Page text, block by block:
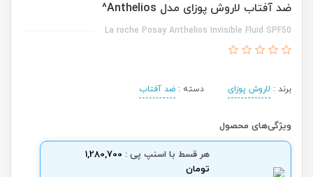
ضد آفتاب لاروش پوزای مدل Anthelios^
La roche Posay Anthelios Invisible Fluid SPF50
برند : لاروش پوزای دسته : ضد آفتاب
ویژگی‌های محصول
هر قسط با اسنپ پی : 1,280,700
تومان